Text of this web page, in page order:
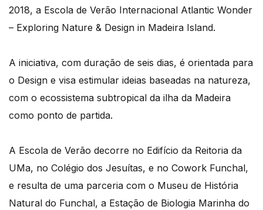
2018, a Escola de Verão Internacional Atlantic Wonder
– Exploring Nature & Design in Madeira Island.
A iniciativa, com duração de seis dias, é orientada para
o Design e visa estimular ideias baseadas na natureza,
com o ecossistema subtropical da ilha da Madeira
como ponto de partida.
A Escola de Verão decorre no Edifício da Reitoria da
UMa, no Colégio dos Jesuítas, e no Cowork Funchal,
e resulta de uma parceria com o Museu de História
Natural do Funchal, a Estação de Biologia Marinha do